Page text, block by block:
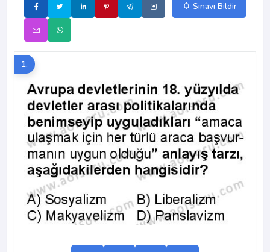
Sınavı Bildir
1.